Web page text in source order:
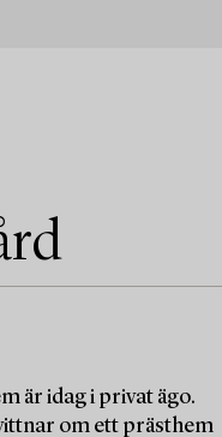
är idag i privat ägo.
om ett prästhem